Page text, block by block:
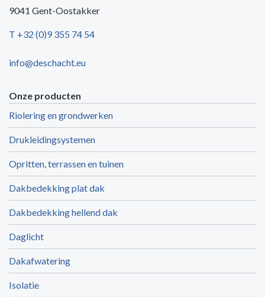
9041 Gent-Oostakker
T +32 (0)9 355 74 54
info@deschacht.eu
Onze producten
Riolering en grondwerken
Drukleidingsystemen
Opritten, terrassen en tuinen
Dakbedekking plat dak
Dakbedekking hellend dak
Daglicht
Dakafwatering
Isolatie